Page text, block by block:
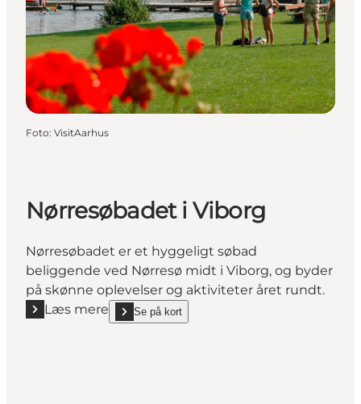
Foto: VisitAarhus
Nørresøbadet i Viborg
Nørresøbadet er et hyggeligt søbad
beliggende ved Nørresø midt i Viborg, og byder
på skønne oplevelser og aktiviteter året rundt.
Læs mere
Læs mere "Nørresøbadet i Viborg"
Se på kort
show Nørresøbadet i Viborg on_map